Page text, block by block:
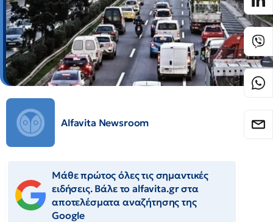
Alfavita Newsroom
Μάθε πρώτος όλες τις σημαντικές
ειδήσεις. Βάλε το alfavita.gr στα
αποτελέσματα αναζήτησης της
Google